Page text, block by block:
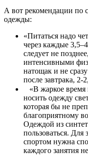
А вот рекомендации по
одежды:
«Питаться надо
через каждые
следует не
интенсивными
натощак и не
после завтрака, 2-
⠀«В жаркое
носить одежду
которая бы не
благоприятному
Одеждой из
пользоваться. Для
спортом нужна
каждого занятия